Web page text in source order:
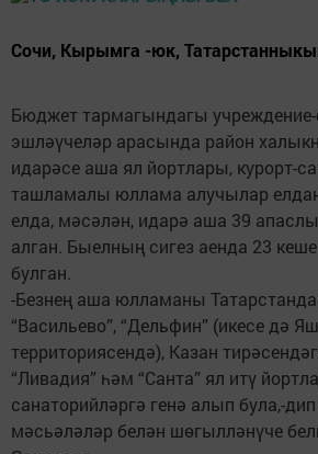
Сочи, Кырымга -юк,
Бюджет тармагындагы
эшләүчеләр арасында район
идарәсе аша ял йортлары, курорт-
ташламалы юллама алучылар
елда, мәсәлән, идарә аша 39
алган. Быелның сигез аенда 23
булган.
-Безнең аша юлламаны
“Васильево”, “Дельфин” (икесе дә
территориясендә), Казан
“Ливадия” һәм “Санта” ял итү
санаторийләргә генә алып була,-
мәсьәләләр белән шөгылләнүче